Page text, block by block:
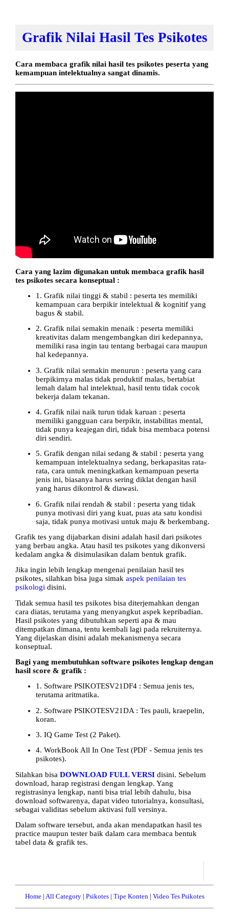
Grafik Nilai Hasil Tes Psikotes
Cara membaca grafik nilai hasil tes psikotes peserta yang
kemampuan intelektualnya sangat dinamis.
Cara yang lazim digunakan untuk membaca grafik hasil
tes psikotes secara konseptual :
1. Grafik nilai tinggi & stabil : peserta tes memiliki
kemampuan cara berpikir intelektual & kognitif yang
bagus & stabil.
2. Grafik nilai semakin menaik : peserta memiliki
kreativitas dalam mengembangkan diri kedepannya,
memiliki rasa ingin tau tentang berbagai cara maupun
hal kedepannya.
3. Grafik nilai semakin menurun : peserta yang cara
berpikirnya malas tidak produktif malas, bertabiat
lemah dalam hal intelektual, hasil tentu tidak cocok
bekerja dalam tekanan.
4. Grafik nilai naik turun tidak karuan : peserta
memiliki gangguan cara berpikir, instabilitas mental,
tidak punya keajegan diri, tidak bisa membaca potensi
diri sendiri.
5. Grafik dengan nilai sedang & stabil : peserta yang
kemampuan intelektualnya sedang, berkapasitas rata-
rata, cara untuk meningkatkan kemampuan peserta
jenis ini, biasanya harus sering diklat dengan hasil
yang harus dikontrol & diawasi.
6. Grafik nilai rendah & stabil : peserta yang tidak
punya motivasi diri yang kuat, puas ata satu kondisi
saja, tidak punya motivasi untuk maju & berkembang.
Grafik tes yang dijabarkan disini adalah hasil dari psikotes
yang berbau angka. Atau hasil tes psikotes yang dikonversi
kedalam angka & disimulasikan dalam bentuk grafik.
Jika ingin lebih lengkap mengenai penilaian hasil tes
psikotes, silahkan bisa juga simak aspek penilaian tes
psikologi disini.
Tidak semua hasil tes psikotes bisa diterjemahkan dengan
cara diatas, terutama yang menyangkut aspek kepribadian.
Hasil psikotes yang dibutuhkan seperti apa & mau
ditempatkan dimana, tentu kembali lagi pada rekruiternya.
Yang dijelaskan disini adalah mekanismenya secara
konseptual.
Bagi yang membutuhkan software psikotes lengkap dengan
hasil score & grafik :
1. Software PSIKOTESV21DF4 : Semua jenis tes,
terutama aritmatika.
2. Software PSIKOTESV21DA : Tes pauli, kraepelin,
koran.
3. IQ Game Test (2 Paket).
4. WorkBook All In One Test (PDF - Semua jenis tes
psikotes).
Silahkan bisa DOWNLOAD FULL VERSI disini. Sebelum
download, harap registrasi dengan lengkap. Yang
registrasinya lengkap, nanti bisa trial lebih dahulu, bisa
download softwarenya, dapat video tutorialnya, konsultasi,
sebagai validitas sebelum aktivasi full versinya.
Dalam software tersebut, anda akan mendapatkan hasil tes
practice maupun tester baik dalam cara membaca bentuk
tabel data & grafik tes.
Home| All Category| Psikotes| Tipe Konten| Video Tes Psikotes